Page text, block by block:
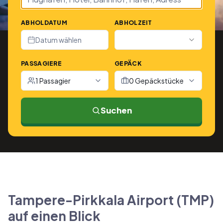
ABHOLDATUM
Datum wählen
ABHOLZEIT
PASSAGIERE
1 Passagier
GEPÄCK
0 Gepäckstücke
Suchen
Tampere-Pirkkala Airport (TMP)
auf einen Blick